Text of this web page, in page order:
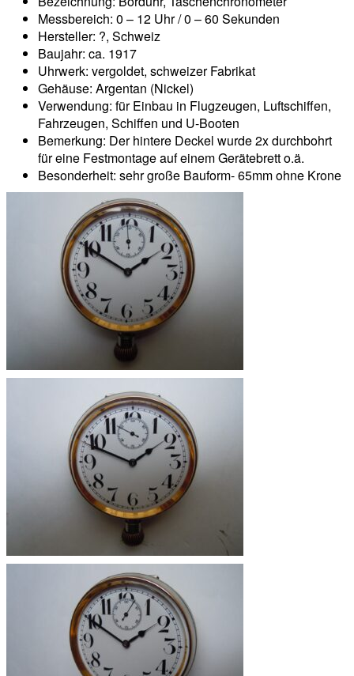
Messbereich: 0 – 12 Uhr / 0 – 60 Sekunden
Hersteller: ?, Schweiz
Baujahr: ca. 1917
Uhrwerk: vergoldet, schweizer Fabrikat
Gehäuse: Argentan (Nickel)
Verwendung: für Einbau in Flugzeugen, Luftschiffen,
Fahrzeugen, Schiffen und U-Booten
Bemerkung: Der hintere Deckel wurde 2x durchbohrt
für eine Festmontage auf einem Gerätebrett o.ä.
Besonderheit: sehr große Bauform- 65mm ohne Krone